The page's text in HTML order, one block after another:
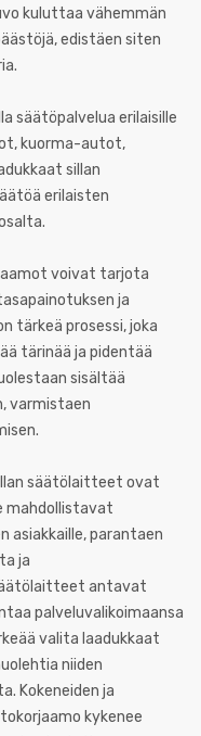
kuluttaa vähemmän
edistäen siten
säätöpalvelua erilaisille
kuorma-autot,
sillan
erilaisten
voivat tarjota
ja
tärkeä prosessi, joka
tärinää ja pidentää
sisältää
varmistaen
säätölaitteet ovat
mahdollistavat
asiakkaille, parantaen
ja
antavat
palveluvalikoimaansa
valita laadukkaat
niiden
Kokeneiden ja
kykenee